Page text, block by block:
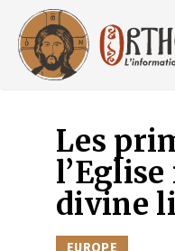
contenu
Les
divine
CATÉGORIES
EUROPE